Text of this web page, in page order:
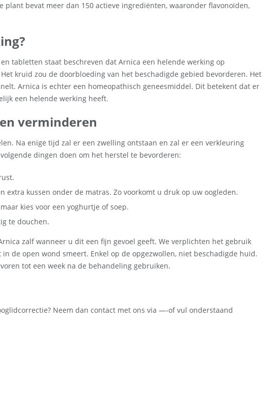
bevat meer dan 150 actieve ingrediënten, waaronder flavonoïden,
tabletten staat beschreven dat Arnica een helende werking op
kruid zou de doorbloeding van het beschadigde gebied bevorderen. Het
Arnica is echter een homeopathisch geneesmiddel. Dit betekent dat er
een helende werking heeft.
verminderen
Na enige tijd zal er een zwelling ontstaan en zal er een verkleuring
dingen doen om het herstel te bevorderen:
extra kussen onder de matras. Zo voorkomt u druk op uw oogleden.
kies voor een yoghurtje of soep.
te douchen.
zalf wanneer u dit een fijn gevoel geeft. We verplichten het gebruik
de open wond smeert. Enkel op de opgezwollen, niet beschadigde huid.
tot een week na de behandeling gebruiken.
Neem dan contact met ons via —-of vul onderstaand